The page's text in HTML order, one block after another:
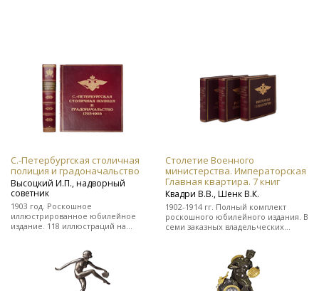
С.-Петербургская столичная
полиция и градоначальство
Высоцкий И.П., надворный
советник
1903 год. Роскошное
иллюстрированное юбилейное
издание. 118 иллюстраций на
цельнокожаном переплете.
Столетие Военного
министерства. Императорская
Главная квартира. 7 книг
Квадри В.В., Шенк В.К.
1902-1914 гг. Полный комплект
роскошного юбилейного издания. В
семи заказных владельческих